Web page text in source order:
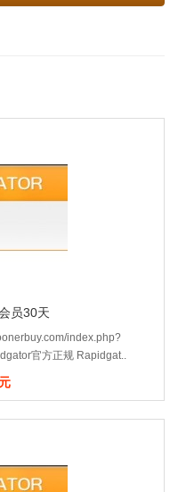
员30天
index.php?
官方正规 Rapidgat..